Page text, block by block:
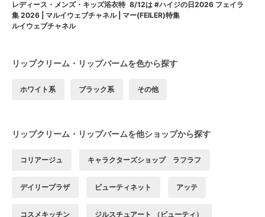
レディース・メンズ・キッズ浴衣特
集 2026 | マルイウェブチャネル | マ
ルイウェブチャネル
8/12は #ハイジの日2026 フェイラ
ー(FEILER)特集
リップクリーム・リップバームを色から探す
ホワイト系 ブラック系 その他
リップクリーム・リップバームを他ショップから探す
コリアージュ キャラクターズショップ ラフラフ
デイリープラザ ビューティネット アッテ
コスメキッチン ジルスチュアート （ビューティ）